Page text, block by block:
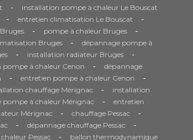
- installation pompe à chaleur Le Bouscat
- entretien climatisation Le Bouscat -
- pompe à chaleur Bruges -
Bruges -
dépannage pompe à
- installation radiateur Bruges -
pompe à chaleur Cenon -
dépannage
- entretien pompe à chaleur Cenon -
chauffage Mérignac -
installation
pompe à chaleur Mérignac -
entretien
Mérignac - chauffage Pessac -
- dépannage chauffage Pessac -
Pessac -
ballon thermodynamique